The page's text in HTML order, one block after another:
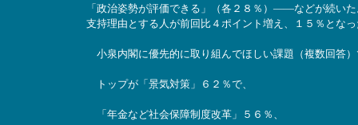
「政治姿勢が評価できる」（各２８％）――などが続い
支持理由とする人が前回比４ポイント増え、１５％とな
小泉内閣に優先的に取り組んでほしい課題（複数回答）
トップが「景気対策」６２％で、
「年金など社会保障制度改革」５６％、